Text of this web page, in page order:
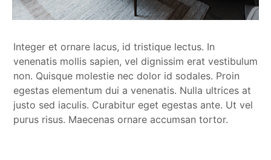
Integer et ornare lacus, id tristique lectus. In
venenatis mollis sapien, vel dignissim erat vestibulum
non. Quisque molestie nec dolor id sodales. Proin
egestas elementum dui a venenatis. Nulla ultrices at
justo sed iaculis. Curabitur eget egestas ante. Ut vel
purus risus. Maecenas ornare accumsan tortor.